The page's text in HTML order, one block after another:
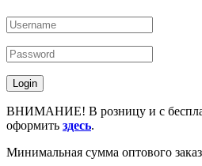
ВНИМАНИЕ! В розницу и с
оформить здесь.
Минимальная сумма оптового